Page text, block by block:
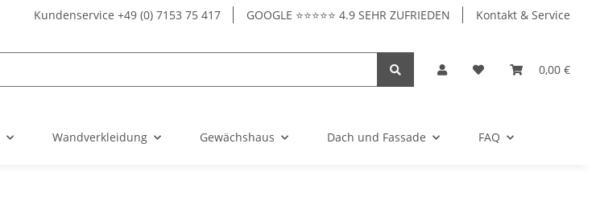
Kundenservice +49 (0) 7153 75 417 GOOGLE ⭐⭐⭐⭐⭐ 4.9 SEHR ZUFRIEDEN Kontakt & Service
0,00 €
Wandverkleidung Gewächshaus Dach und Fassade FAQ